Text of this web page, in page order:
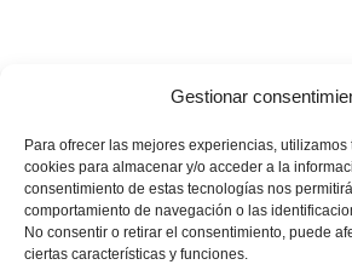
Gestionar
Para ofrecer las mejores experiencias,
cookies para almacenar y/o acceder a la
consentimiento de estas tecnologías nos
comportamiento de navegación o las
No consentir o retirar el consentimiento, puede
ciertas características y funciones.
💪🏽¿Te gustaría apoyar nuestros
noticias! Ahora puedes hacerlo en